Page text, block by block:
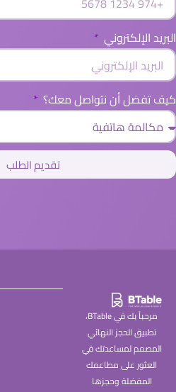
البريد الإلكتروني
كيف تفضل أن نتواصل معك؟
تقديم الطلب
مرحباً بك في BTable،
تطبيق الحجز النهائي
المصمم لمساعدتك في
العثور على مطاعمك
المفضلة وحجزها